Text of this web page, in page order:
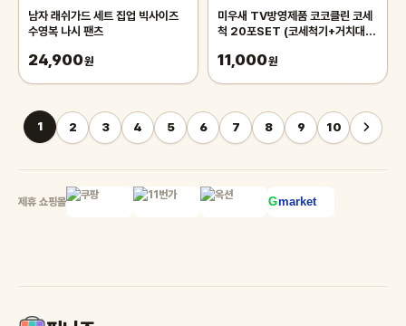
남자 래쉬가드 세트 집업 빅사이즈
수영복 나시 팬츠
24,900원
미우새 TV방영제품 코코클린 코세
척 20포SET (코세척기+거치대
11,000원
1 2 3 4 5 6 7 8 9 10
제휴 쇼핑몰